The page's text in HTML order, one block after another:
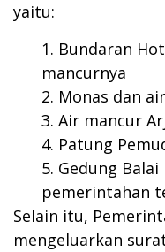
yaitu:
Bundaran
mancurnya
Monas dan
Air mancur
Patung
Gedung
pemerintahan
Selain itu,
mengeluarkan